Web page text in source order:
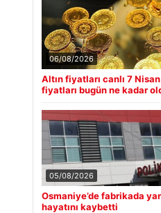
06/08/2026
Altın fiyatları canlı 7
fiyatları bugün ne kadar
05/08/2026
Osmaniye’de fabrikada
hayatını kaybetti